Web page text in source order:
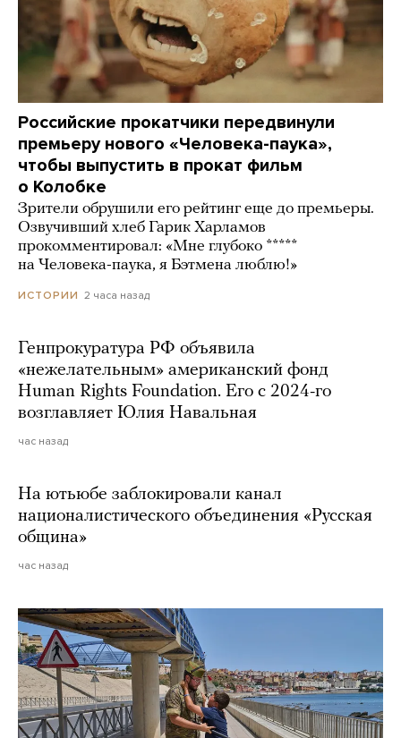
Российские прокатчики передвинули
премьеру нового «Человека-паука»,
чтобы выпустить в прокат фильм
о Колобке
Зрители обрушили его рейтинг еще до премьеры.
Озвучивший хлеб Гарик Харламов
прокомментировал: «Мне глубоко *****
на Человека-паука, я Бэтмена люблю!»
ИСТОРИИ 2 часа назад
Генпрокуратура РФ объявила
«нежелательным» американский фонд
Human Rights Foundation. Его с 2024-го
возглавляет Юлия Навальная
час назад
На ютьюбе заблокировали канал
националистического объединения «Русская
община»
час назад